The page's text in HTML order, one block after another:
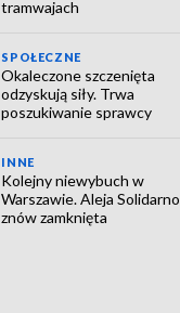
tramwajach
SPOŁECZNE
Okaleczone szczenięta
odzyskują siły. Trwa
poszukiwanie sprawcy
INNE
Kolejny niewybuch w
Warszawie. Aleja
znów zamknięta